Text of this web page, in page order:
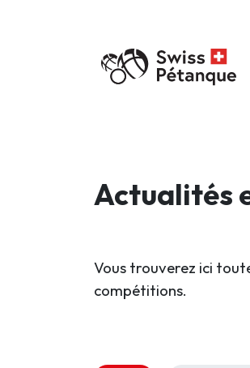
Actualités
Vous trouverez ici
compétitions.